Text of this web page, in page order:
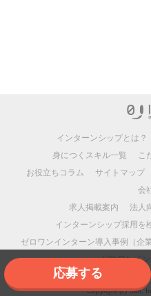
応募する
インターンシップとは？
身につくスキル一覧
こ
お役立ちコラム
サイトマップ
会
求人掲載案内
法人
インターンシップ採用を
ゼロワンインターン導入事例（企業
ゼロワンイ
Copyright (c) Salt,